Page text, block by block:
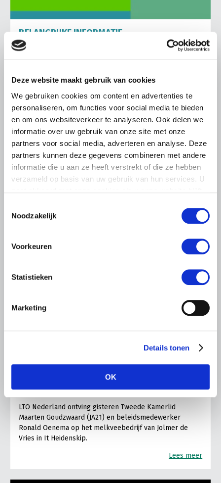
Deze website maakt gebruik van cookies
We gebruiken cookies om content en advertenties te
personaliseren, om functies voor social media te bieden
en om ons websiteverkeer te analyseren. Ook delen we
informatie over uw gebruik van onze site met onze
partners voor social media, adverteren en analyse. Deze
partners kunnen deze gegevens combineren met andere
informatie die u aan ze heeft verstrekt of die ze hebben
verzameld op basis van uw gebruik van hun services. U
Noodzakelijk
Voorkeuren
Statistieken
Marketing
Details tonen
OK
BELANGRIJKE INFORMATIE
6 AUGUSTUS 2026
LTO sluit aan bij demonstratie tegen
dreigende onteigening
pluimveehouders
ZLTO, LLTB, LTO Noord en LTO Nederland roepen hun
leden op om op vrijdagochtend 14 augustus massaal naar
het voorplein van het provinciehuis in Den Bosch te
komen…
Lees meer
Kamerlid Goudzwaard (JA21)
bezoekt melkveehouderij in
Súdwest-Fryslân
LTO Nederland ontving gisteren Tweede Kamerlid
Maarten Goudzwaard (JA21) en beleidsmedewerker
Ronald Oenema op het melkveebedrijf van Jolmer de
Vries in It Heidenskip.
Lees meer